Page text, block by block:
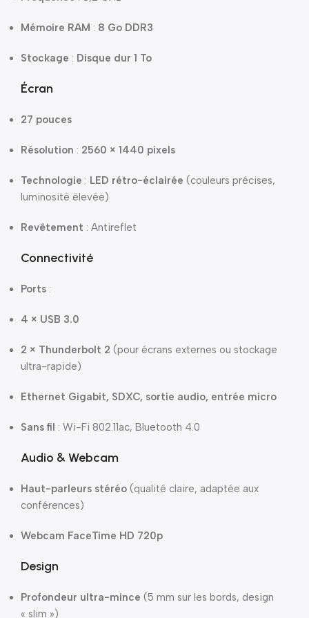
Mémoire RAM : 8 Go DDR3
Stockage : Disque dur 1 To
Écran
27 pouces
Résolution : 2560 × 1440 pixels
Technologie : LED rétro-éclairée (couleurs précises,
luminosité élevée)
Revêtement : Antireflet
Connectivité
Ports :
4 × USB 3.0
2 × Thunderbolt 2 (pour écrans externes ou stockage
ultra-rapide)
Ethernet Gigabit, SDXC, sortie audio, entrée micro
Sans fil : Wi-Fi 802.11ac, Bluetooth 4.0
Audio & Webcam
Haut-parleurs stéréo (qualité claire, adaptée aux
conférences)
Webcam FaceTime HD 720p
Design
Profondeur ultra-mince (5 mm sur les bords, design
« slim »)